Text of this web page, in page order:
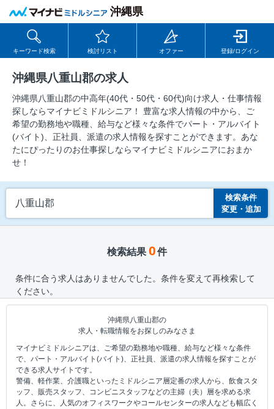
沖縄県
キーワード検索 検討リスト オファー 登録/ログイン
沖縄県八重山郡の求人
沖縄県八重山郡の中⾼年(40代・50代・60代)向け求⼈・仕事情報
探しならマイナビミドルシニア！ 豊富な求人情報の中から、ご
希望の勤務地や職種、給与など様々な条件でパート・アルバイト
(バイト)、正社員、派遣の求人情報を探すことができます。あな
たにぴったりのお仕事探しならマイナビミドルシニアにおまか
せ！
八重山郡
検索条件
変更・追加
検索結果 0件
条件に合う求人はありませんでした。条件を変えて再検索して
ください。
沖縄県八重山郡の
求人・転職情報をお探しのみなさま
マイナビミドルシニアは、ご希望の勤務地や職種、給与など様々な条件
で、パート・アルバイト(バイト)、正社員、派遣の求人情報を探すことが
できる求人サイトです。
警備、軽作業、介護職といったミドルシニア層定番の求人から、飲食スタ
ッフ、販売スタッフ、コンビニスタッフなどの主婦（夫）層を求める求
人。さらに、人気のオフィスワークやコールセンターの求人なども幅広く